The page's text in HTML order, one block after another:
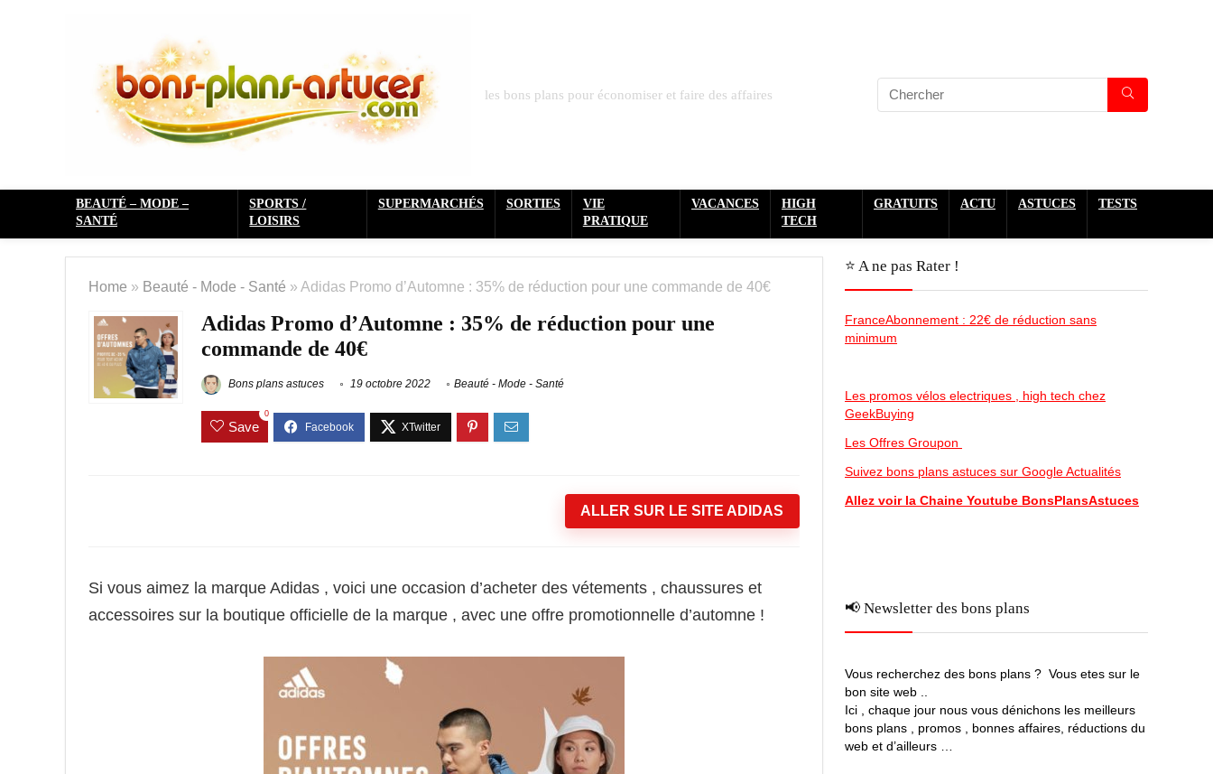
les bons plans pour économiser et faire des affaires
BEAUTÉ – MODE –
SANTÉ
SPORTS /
LOISIRS
SUPERMARCHÉS SORTIES
VIE
PRATIQUE
VACANCES
HIGH
TECH
GRATUITS ACTU ASTUCES TESTS
Home » Beauté - Mode - Santé » Adidas Promo d’Automne : 35% de réduction pour une commande de 40€
Adidas Promo d’Automne : 35% de réduction pour une
commande de 40€
Bons plans astuces 19 octobre 2022 Beauté - Mode - Santé
Save
0
ALLER SUR LE SITE ADIDAS
Si vous aimez la marque Adidas , voici une occasion d’acheter des vétements , chaussures et
accessoires sur la boutique officielle de la marque , avec une offre promotionnelle d’automne !
⭐️ A ne pas Rater !
FranceAbonnement : 22€ de réduction sans
minimum
Les promos vélos electriques , high tech chez
GeekBuying
Les Offres Groupon
Suivez bons plans astuces sur Google Actualités
Allez voir la Chaine Youtube BonsPlansAstuces
📢 Newsletter des bons plans
Vous recherchez des bons plans ? Vous etes sur le
bon site web ..
Ici , chaque jour nous vous dénichons les meilleurs
bons plans , promos , bonnes affaires, réductions du
web et d’ailleurs …